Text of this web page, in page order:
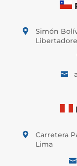

Simón


Carretera
Lima
